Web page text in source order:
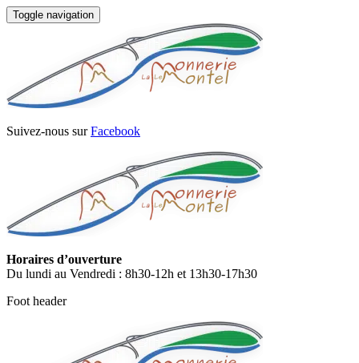
Toggle navigation
Suivez-nous surFacebook
Horaires d’ouverture
Du lundi au Vendredi : 8h30-12h et 13h30-17h30
Foot header